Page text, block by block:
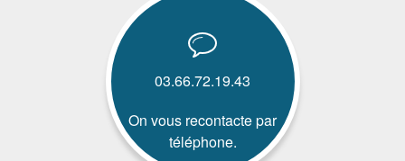
03.66.72.19.43
On vous recontacte par
téléphone.